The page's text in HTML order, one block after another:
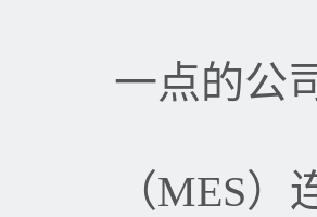
一点的公
（MES）